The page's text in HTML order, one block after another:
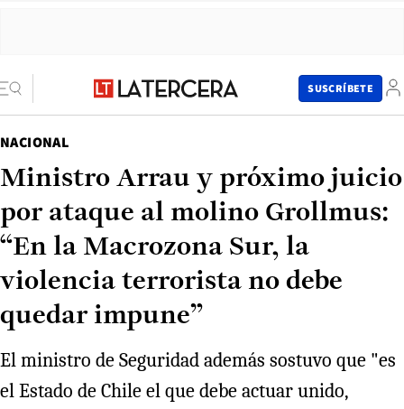
SUSCRÍBETE
NACIONAL
Ministro Arrau y próximo juicio
por ataque al molino Grollmus:
“En la Macrozona Sur, la
violencia terrorista no debe
quedar impune”
El ministro de Seguridad además sostuvo que "es
el Estado de Chile el que debe actuar unido,